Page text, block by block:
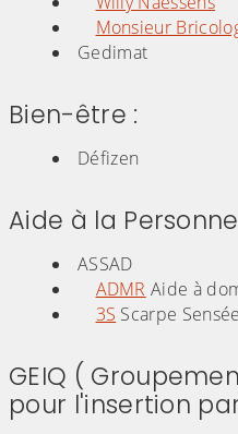
Monsieur
Gedimat
Bien-être :
Défizen
Aide à la
ASSAD
ADMR Aide à
3S Scarpe
GEIQ (
pour l'insertion